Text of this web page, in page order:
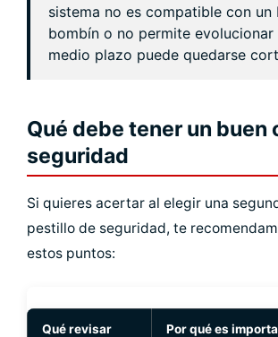
sistema no es compatible con un
bombín o no permite evolucionar
medio plazo puede quedarse
Qué debe tener un buen
seguridad
Si quieres acertar al elegir una
pestillo de seguridad, te
estos puntos:
Qué revisar Por qué es